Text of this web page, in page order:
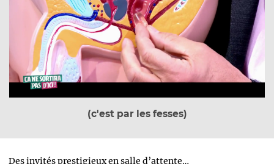
(c'est par les fesses)
Des invités prestigieux en salle d’attente…